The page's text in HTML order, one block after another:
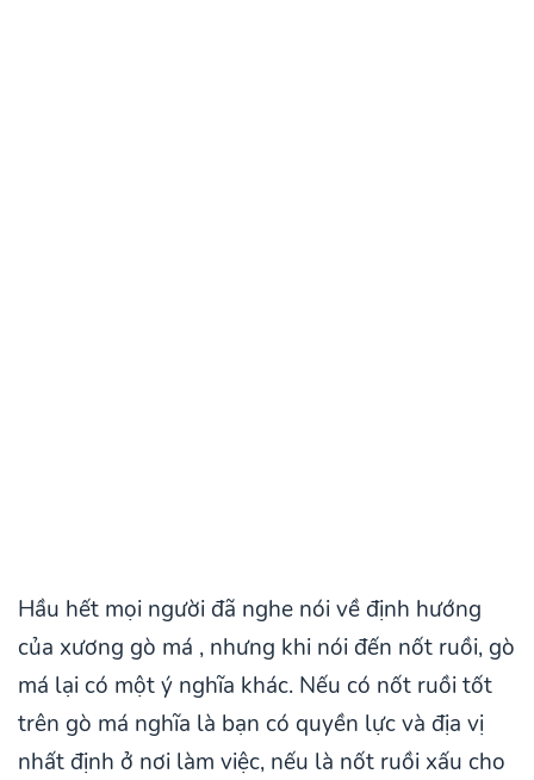
Hầu hết mọi người đã nghe nói về định hướng
của xương gò má , nhưng khi nói đến nốt ruồi, gò
má lại có một ý nghĩa khác. Nếu có nốt ruồi tốt
trên gò má nghĩa là bạn có quyền lực và địa vị
nhất định ở nơi làm việc, nếu là nốt ruồi xấu cho